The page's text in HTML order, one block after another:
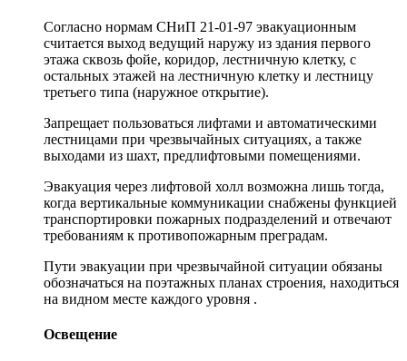
Согласно нормам СНиП 21-01-97 эвакуационным
считается выход ведущий наружу из здания первого
этажа сквозь фойе, коридор, лестничную клетку, с
остальных этажей на лестничную клетку и лестницу
третьего типа (наружное открытие).
Запрещает пользоваться лифтами и автоматическими
лестницами при чрезвычайных ситуациях, а также
выходами из шахт, предлифтовыми помещениями.
Эвакуация через лифтовой холл возможна лишь тогда,
когда вертикальные коммуникации снабжены функцией
транспортировки пожарных подразделений и отвечают
требованиям к противопожарным преградам.
Пути эвакуации при чрезвычайной ситуации обязаны
обозначаться на поэтажных планах строения, находиться
на видном месте каждого уровня .
Освещение